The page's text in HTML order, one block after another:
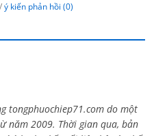
ý kiến phản hồi (0)
tongphuochiep71.com do một
năm 2009. Thời gian qua, bản